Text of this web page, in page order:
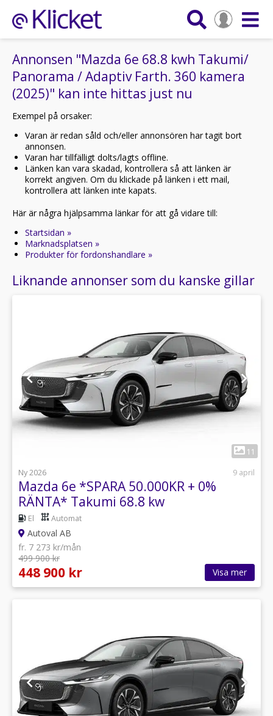
Annonsen "Mazda 6e 68.8 kwh Takumi/
Panorama / Adaptiv Farth. 360 kamera
(2025)" kan inte hittas just nu
Exempel på orsaker:
Varan är redan såld och/eller annonsören har tagit bort
annonsen.
Varan har tillfälligt dolts/lagts offline.
Länken kan vara skadad, kontrollera så att länken är
korrekt angiven. Om du klickade på länken i ett mail,
kontrollera att länken inte kapats.
Här är några hjälpsamma länkar för att gå vidare till:
Startsidan »
Marknadsplatsen »
Produkter för fordonshandlare »
Liknande annonser som du kanske gillar
11
Ny 2026
9 april
Mazda 6e *SPARA 50.000KR + 0%
RÄNTA* Takumi 68.8 kw
El Automat
Autoval AB
fr. 7 273 kr/mån
499 900 kr
448 900 kr Visa mer